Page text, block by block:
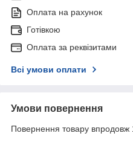
Оплата на рахунок
Готівкою
Оплата за реквізитами
Всі умови оплати
Умови повернення
Повернення товару впродовж